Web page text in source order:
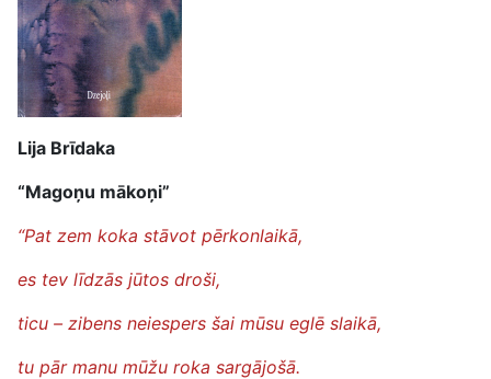
Lija Brīdaka
“Magoņu mākoņi”
“Pat zem koka stāvot pērkonlaikā,
es tev līdzās jūtos droši,
ticu – zibens neiespers šai mūsu eglē slaikā,
tu pār manu mūžu roka sargājošā.